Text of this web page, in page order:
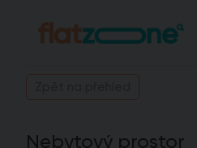
Nebytový prostor